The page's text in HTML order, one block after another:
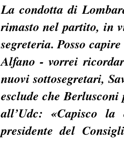
La condotta di
rimasto nel partito, in
segreteria. Posso
Alfano - vorrei
nuovi sottosegretari,
esclude che
all’Udc: «Capisco
presidente del